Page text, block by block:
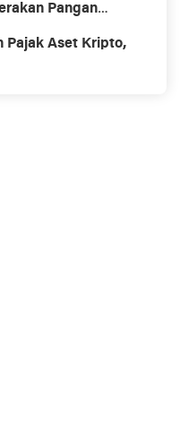
Pangan
Pajak Aset Kripto,